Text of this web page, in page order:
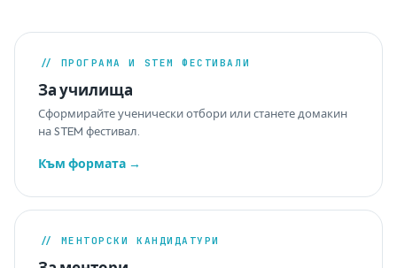
// ПРОГРАМА И STEM ФЕСТИВАЛИ
За училища
Сформирайте ученически отбори или станете домакин
на STEM фестивал.
Към формата →
// МЕНТОРСКИ КАНДИДАТУРИ